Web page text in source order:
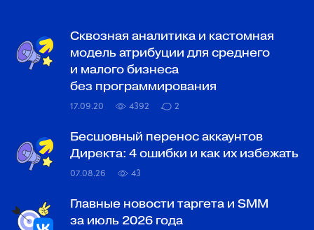
Сквозная аналитика и кастомная
модель атрибуции для среднего
и малого бизнеса
без программирования
17.09.20 4392 2
Бесшовный перенос аккаунтов
Директа: 4 ошибки и как их избежать
07.08.26 43
Главные новости таргета и SMM
за июль 2026 года